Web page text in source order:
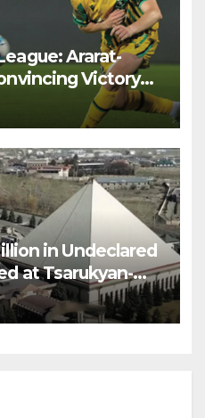
Ararat-
Victory
2-0
in Undeclared
at Tsarukyan-
Center